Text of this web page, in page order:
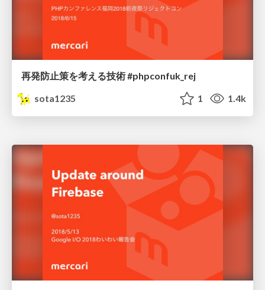
再発防止策を考える技術 #phpconfuk_rej
sota1235
1 1.4k